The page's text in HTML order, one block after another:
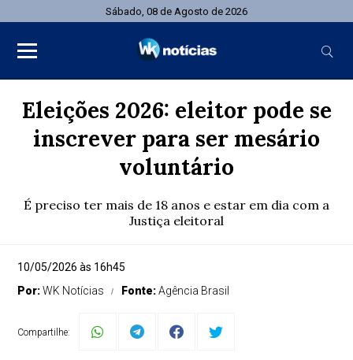
Sábado, 08 de Agosto de 2026
Eleições 2026: eleitor pode se
inscrever para ser mesário
voluntário
É preciso ter mais de 18 anos e estar em dia com a
Justiça eleitoral
10/05/2026 às 16h45
Por:WK Notícias Fonte:Agência Brasil
Compartilhe: